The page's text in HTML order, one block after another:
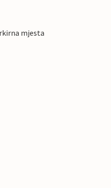
mjesta